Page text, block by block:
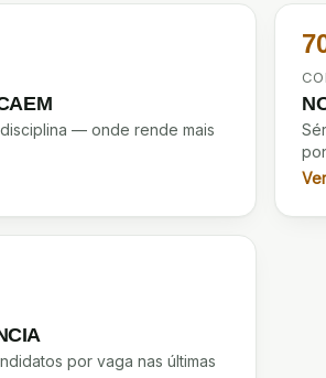
— onde rende mais
por vaga nas últimas